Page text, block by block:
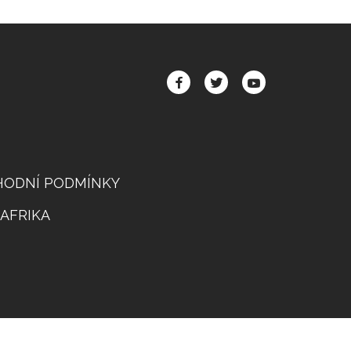
PODMÍNKY
SOCIAL
FACEBOOK
TWITTERYOUTUBE